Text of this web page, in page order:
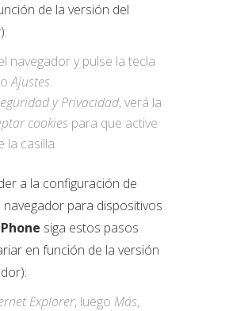
de la versión del
navegador y pulse la tecla
Ajustes.
y Privacidad, verá la
cookies para que active
la casilla.
a la configuración de
navegador para dispositivos
siga estos pasos
en función de la versión
Explorer, luego Más,